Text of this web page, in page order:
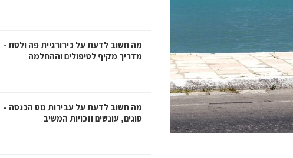
מה חשוב לדעת על כירורגיית פה ולסת -
מדריך מקיף לטיפולים וההחלמה
מה חשוב לדעת על עבירות מס הכנסה -
סוגים, עונשים וזכויות המשיב